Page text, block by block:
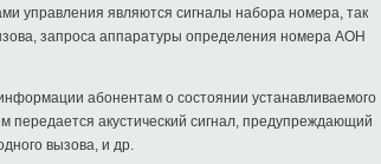
управления являются сигналы набора номера, так
запроса аппаратуры определения номера АОН
абонентам о состоянии устанавливаемого
передается акустический сигнал, предупреждающий
вызова, и др.